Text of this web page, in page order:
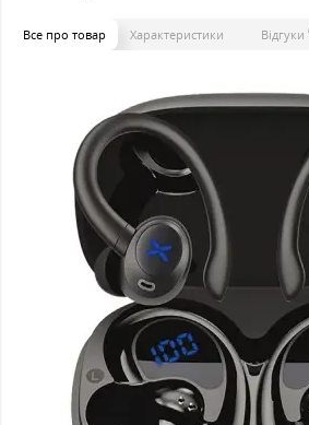
Все про товар Характеристики Відгуки